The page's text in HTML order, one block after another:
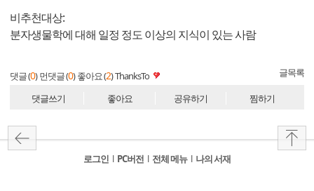
비추천대상:
분자생물학에 대해 일정 정도 이상의 지식이 있는 사람
댓글 (0) 먼댓글 (0) 좋아요 (2)ThanksTo 글목록
댓글쓰기 좋아요 공유하기 찜하기
로그인 l PC버전 l 전체 메뉴 l 나의 서재